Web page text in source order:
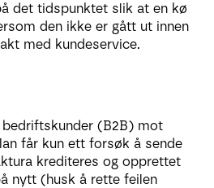
det tidspunktet slik at en kø
den ikke er gått ut innen
med kundeservice.
bedriftskunder (B2B) mot
får kun ett forsøk å sende
krediteres og opprettet
nytt (husk å rette feilen